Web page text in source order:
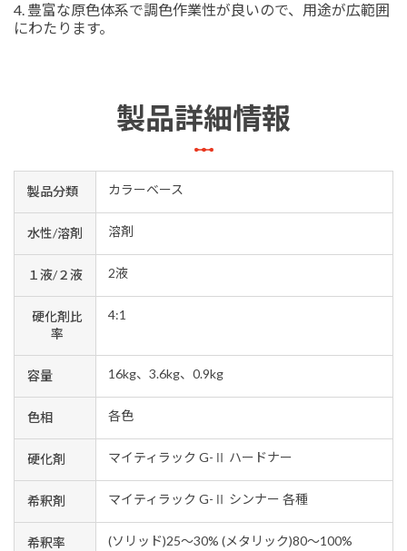
4. 豊富な原色体系で調色作業性が良いので、用途が広範囲
にわたります。
製品詳細情報
製品分類 カラーベース
水性/溶剤 溶剤
１液/２液 2液
硬化剤比
率
4:1
容量 16kg、3.6kg、0.9kg
色相 各色
硬化剤 マイティラック G-Ⅱ ハードナー
希釈剤 マイティラック G-Ⅱ シンナー 各種
希釈率 (ソリッド)25～30% (メタリック)80～100%